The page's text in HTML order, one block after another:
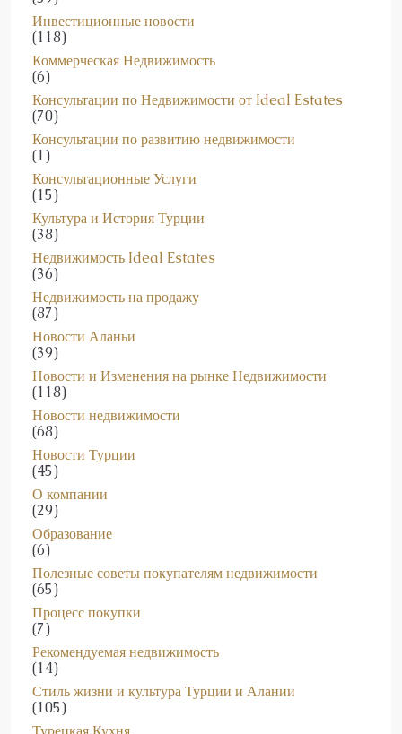
(118)
Коммерческая Недвижимость
(6)
Консультации по Недвижимости от Ideal Estates
(70)
Консультации по развитию недвижимости
(1)
Консультационные Услуги
(15)
Культура и История Турции
(38)
Недвижимость Ideal Estates
(36)
Недвижимость на продажу
(87)
Новости Аланьи
(39)
Новости и Изменения на рынке Недвижимости
(118)
Новости недвижимости
(68)
Новости Турции
(45)
О компании
(29)
Образование
(6)
Полезные советы покупателям недвижимости
(65)
Процесс покупки
(7)
Рекомендуемая недвижимость
(14)
Стиль жизни и культура Турции и Алании
(105)
Турецкая Кухня
(7)